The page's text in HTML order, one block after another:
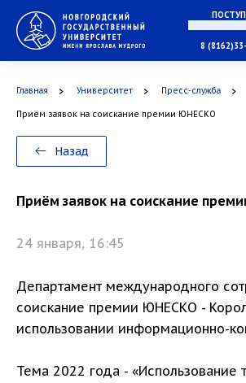
В
В
8
Главная Университет Пресс-служба
Приём заявок на соискание премии ЮНЕСКО
Назад
Приём заявок на соискание
24 января, 16:45
Департамент международного
соискание премии ЮНЕСКО -
использовании информационно-
Тема 2022 года - «Использование